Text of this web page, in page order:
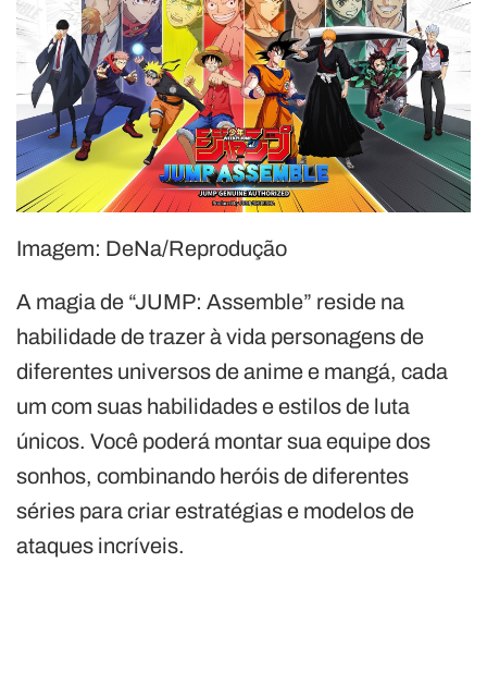
Imagem: DeNa/Reprodução
A magia de “JUMP: Assemble” reside na
habilidade de trazer à vida personagens de
diferentes universos de anime e mangá, cada
um com suas habilidades e estilos de luta
únicos. Você poderá montar sua equipe dos
sonhos, combinando heróis de diferentes
séries para criar estratégias e modelos de
ataques incríveis.